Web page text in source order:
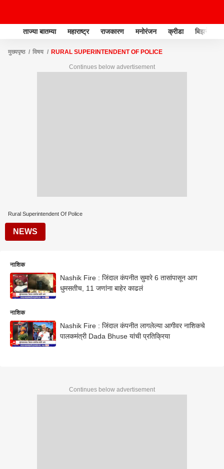
ताज्या बातम्या महाराष्ट्र राजकारण मनोरंजन क्रीडा बिझनेस
मुख्यपृष्ठ विषय RURAL SUPERINTENDENT OF POLICE
Continues below advertisement
Rural Superintendent Of Police
NEWS
नाशिक
Nashik Fire : जिंदाल कंपनीत सुमारे 6 तासांपासून आग
धुमसतीच, 11 जणांना बाहेर काढलं
नाशिक
Nashik Fire : जिंदाल कंपनीत लागलेल्या आगीवर नाशिकचे
पालकमंत्री Dada Bhuse यांची प्रतिक्रिया
Continues below advertisement